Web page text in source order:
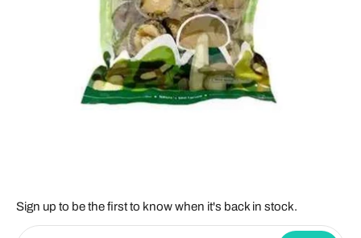
Sign up to be the first to know when it's back in stock.